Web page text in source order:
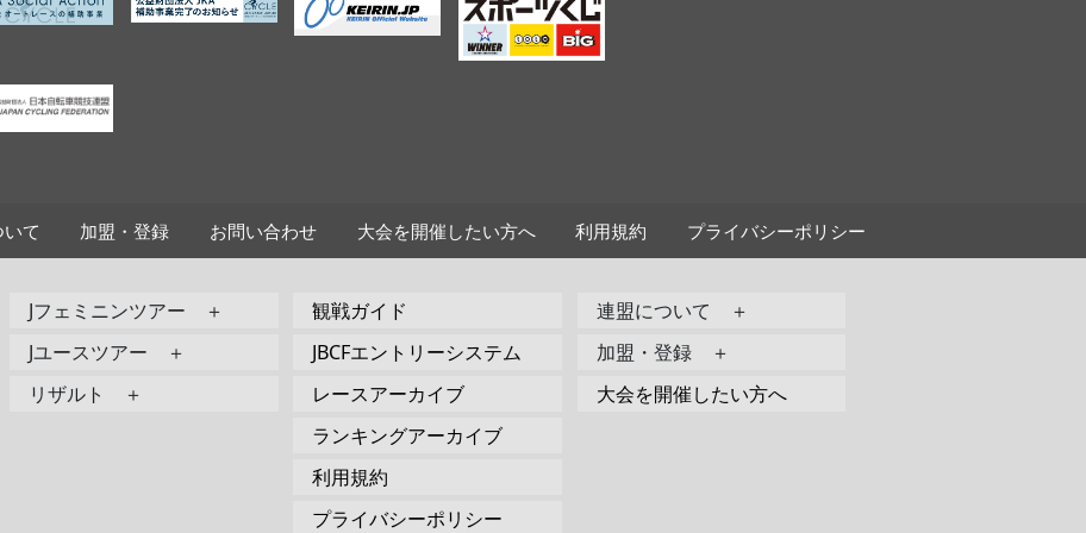
いて 加盟・登録 お問い合わせ 大会を開催したい方へ 利用規約 プライバシーポリシー
Jフェミニンツアー ＋
Jユースツアー ＋
リザルト ＋
観戦ガイド
JBCFエントリーシステム
レースアーカイブ
ランキングアーカイブ
利用規約
プライバシーポリシー
連盟について ＋
加盟・登録 ＋
大会を開催したい方へ